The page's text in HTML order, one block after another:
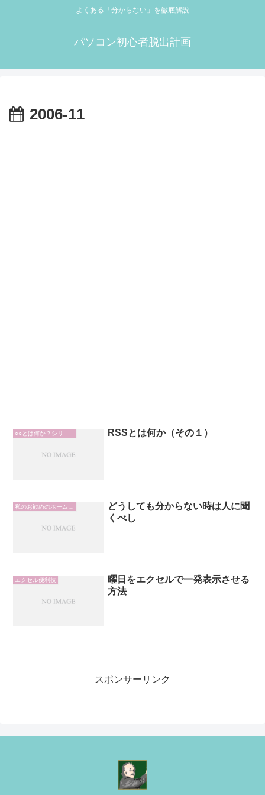
よくある「分からない」を徹底解説
パソコン初心者脱出計画
2006-11
○○とは何か？シリーズ RSSとは何か（その１）
どうしても分からない時は人に聞
くべし
エクセル便利技
曜日をエクセルで一発表示させる
方法
スポンサーリンク